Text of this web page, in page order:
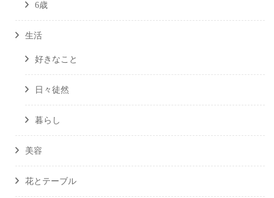
6歳
生活
好きなこと
日々徒然
暮らし
美容
花とテーブル